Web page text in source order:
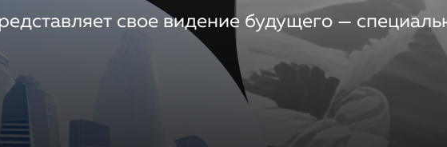
свое видение будущего —